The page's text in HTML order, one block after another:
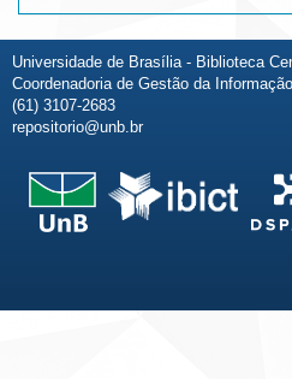
Universidade de Brasília - Biblioteca
Coordenadoria de Gestão da
(61) 3107-2683
repositorio@unb.br